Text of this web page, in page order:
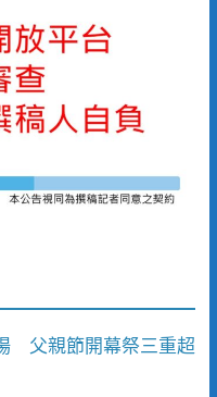
父親節開幕祭三重超